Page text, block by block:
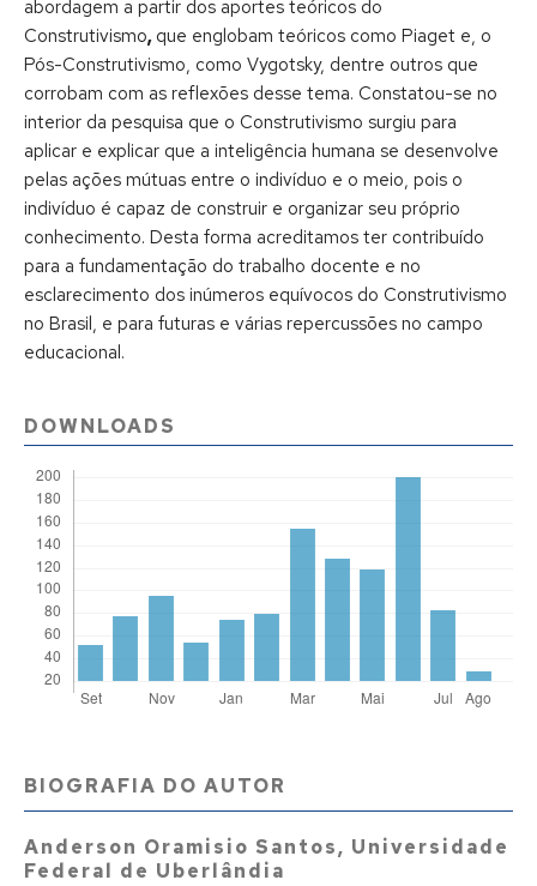
abordagem a partir dos aportes teóricos do
Construtivismo, que englobam teóricos como Piaget e, o
Pós-Construtivismo, como Vygotsky, dentre outros que
corrobam com as reflexões desse tema. Constatou-se no
interior da pesquisa que o Construtivismo surgiu para
aplicar e explicar que a inteligência humana se desenvolve
pelas ações mútuas entre o indivíduo e o meio, pois o
indivíduo é capaz de construir e organizar seu próprio
conhecimento. Desta forma acreditamos ter contribuído
para a fundamentação do trabalho docente e no
esclarecimento dos inúmeros equívocos do Construtivismo
no Brasil, e para futuras e várias repercussões no campo
educacional.
DOWNLOADS
BIOGRAFIA DO AUTOR
Anderson Oramisio Santos, Universidade
Federal de Uberlândia